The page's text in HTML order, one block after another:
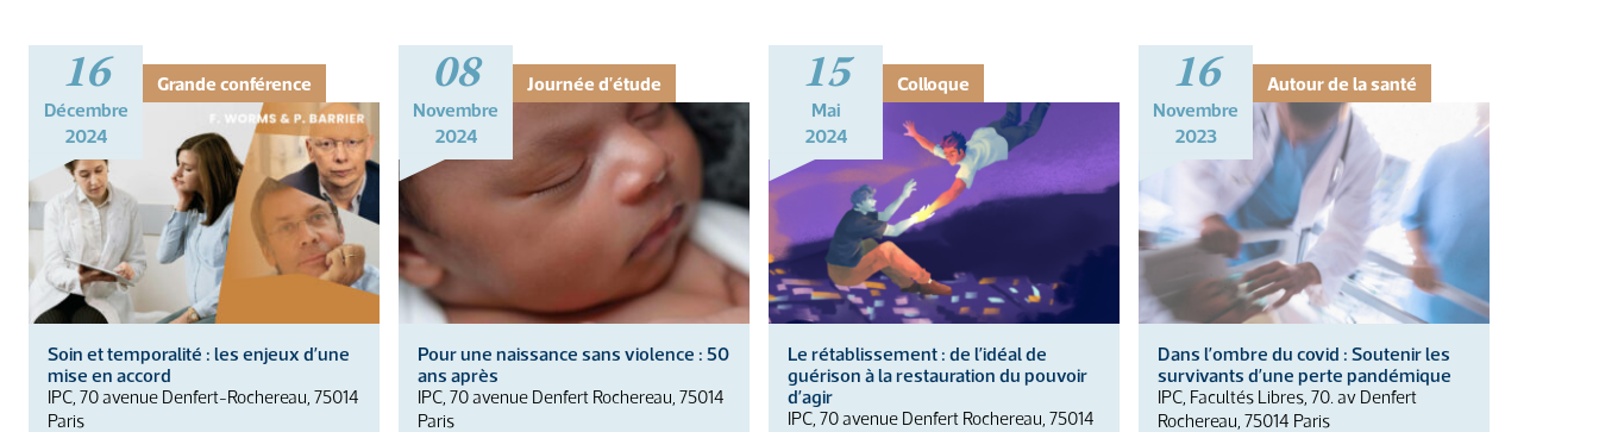
16
Décembre
2024
Grande conférence
Soin et temporalité : les enjeux d’une
mise en accord
IPC, 70 avenue Denfert-Rochereau, 75014
Paris
08
Novembre
2024
Journée d'étude
Pour une naissance sans violence : 50
ans après
IPC, 70 avenue Denfert Rochereau, 75014
Paris
15
Mai
2024
Colloque
Le rétablissement : de l’idéal de
guérison à la restauration du pouvoir
d’agir
IPC, 70 avenue Denfert Rochereau, 75014
16
Novembre
2023
Autour de la santé
Dans l’ombre du covid : Soutenir les
survivants d’une perte pandémique
IPC, Facultés Libres, 70. av Denfert
Rochereau, 75014 Paris